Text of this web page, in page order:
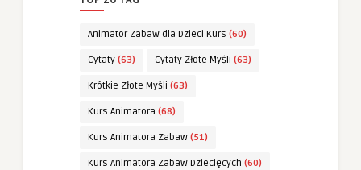
Animator Zabaw dla Dzieci Kurs (60)
Cytaty (63) Cytaty Złote Myśli (63)
Krótkie Złote Myśli (63)
Kurs Animatora (68)
Kurs Animatora Zabaw (51)
Kurs Animatora Zabaw Dziecięcych (60)